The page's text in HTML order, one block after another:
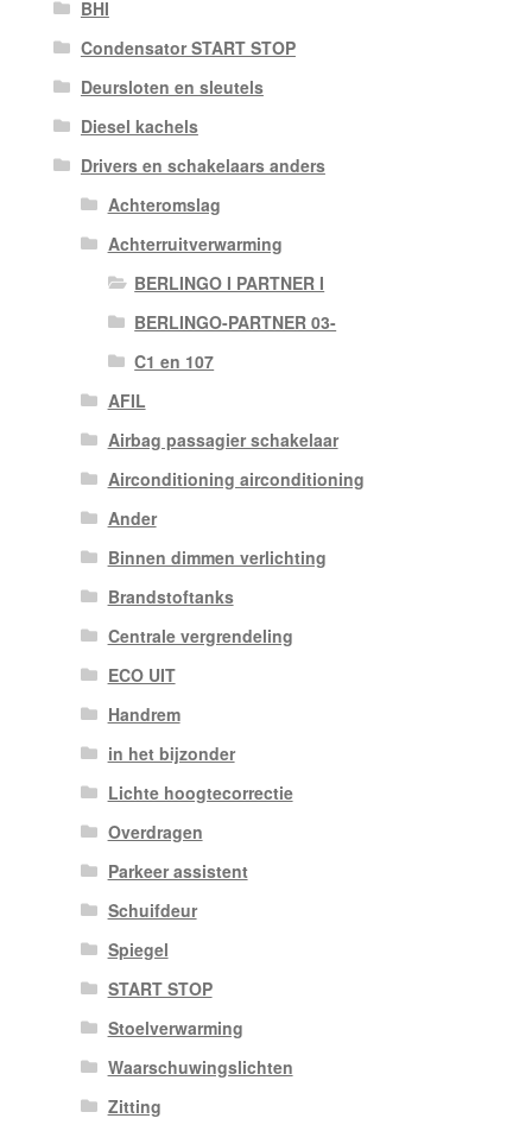
BHI
Condensator START STOP
Deursloten en sleutels
Diesel kachels
Drivers en schakelaars anders
Achteromslag
Achterruitverwarming
BERLINGO I PARTNER I
BERLINGO-PARTNER 03-
C1 en 107
AFIL
Airbag passagier schakelaar
Airconditioning airconditioning
Ander
Binnen dimmen verlichting
Brandstoftanks
Centrale vergrendeling
ECO UIT
Handrem
in het bijzonder
Lichte hoogtecorrectie
Overdragen
Parkeer assistent
Schuifdeur
Spiegel
START STOP
Stoelverwarming
Waarschuwingslichten
Zitting